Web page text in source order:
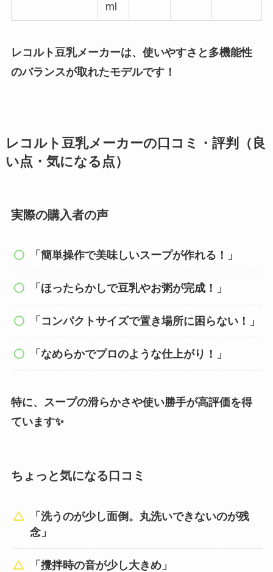
ml
レコルト豆乳メーカーは、使いやすさと多機能性
のバランスが取れたモデルです！
レコルト豆乳メーカーの口コミ・評判（良
い点・気になる点）
実際の購入者の声
「簡単操作で美味しいスープが作れる！」
「ほったらかしで豆乳やお粥が完成！」
「コンパクトサイズで置き場所に困らない！」
「なめらかでプロのような仕上がり！」
特に、スープの滑らかさや使い勝手が高評価を得
ています✨
ちょっと気になる口コミ
「洗うのが少し面倒。丸洗いできないのが残
念」
「攪拌時の音が少し大きめ」